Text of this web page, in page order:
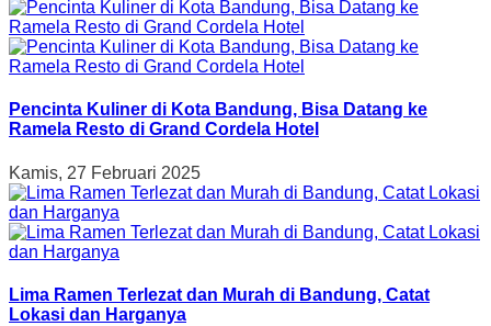
Pencinta Kuliner di Kota Bandung, Bisa Datang ke
Ramela Resto di Grand Cordela Hotel
Kamis, 27 Februari 2025
Lima Ramen Terlezat dan Murah di Bandung, Catat
Lokasi dan Harganya